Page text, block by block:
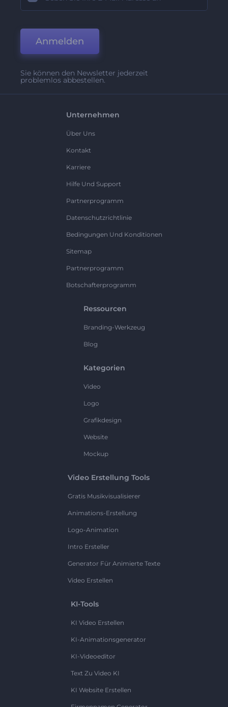
Anmelden
Sie können den Newsletter jederzeit
problemlos abbestellen.
Unternehmen
Über Uns
Kontakt
Karriere
Hilfe Und Support
Partnerprogramm
Datenschutzrichtlinie
Bedingungen Und Konditionen
Sitemap
Partnerprogramm
Botschafterprogramm
Ressourcen
Branding-Werkzeug
Blog
Kategorien
Video
Logo
Grafikdesign
Website
Mockup
Video Erstellung Tools
Gratis Musikvisualisierer
Animations-Erstellung
Logo-Animation
Intro Ersteller
Generator Für Animierte Texte
Video Erstellen
KI-Tools
KI Video Erstellen
KI-Animationsgenerator
KI-Videoeditor
Text Zu Video KI
KI Website Erstellen